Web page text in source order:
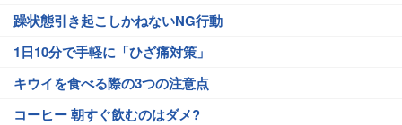
躁状態引き起こしかねないNG行動
1日10分で手軽に「ひざ痛対策」
キウイを食べる際の3つの注意点
コーヒー 朝すぐ飲むのはダメ?